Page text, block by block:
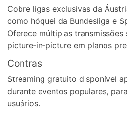
Cobre ligas exclusivas da
como hóquei da Bundesliga e
Oferece múltiplas transmissões
picture‑in‑picture em planos
Contras
Streaming gratuito disponível
durante eventos populares,
usuários.